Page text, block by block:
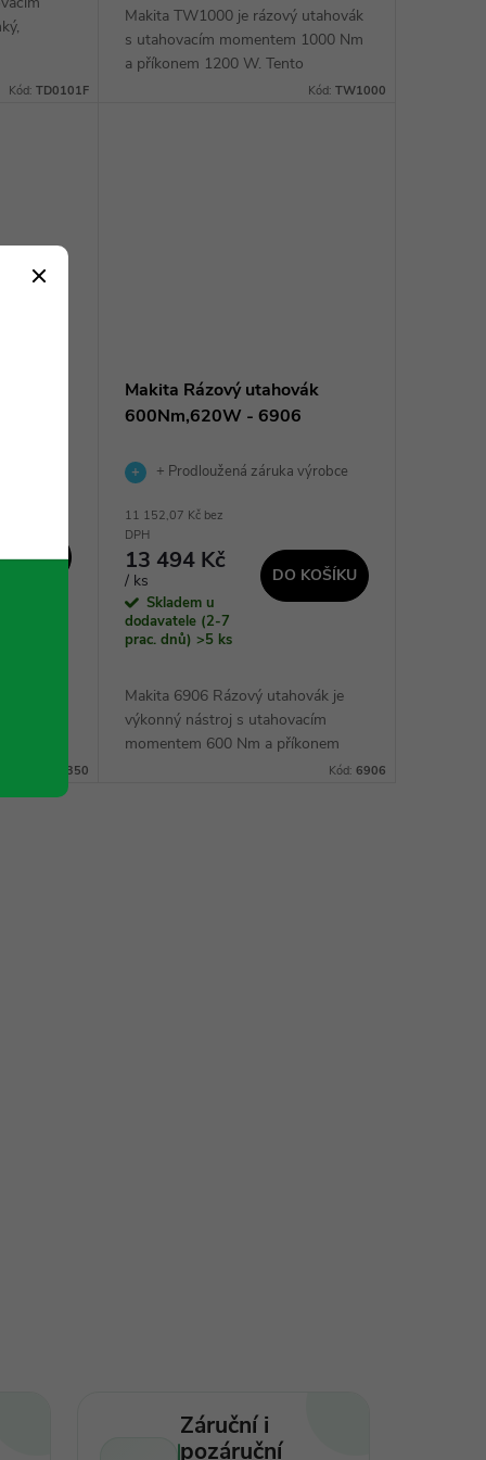
Kód: TD0101F
Makita TW1000 je rázový utahovák
s utahovacím momentem 1000 Nm
a příkonem 1200 W. Tento
Kód: TW1000
Nm a
TW0350
Makita Rázový utahovák
600Nm,620W - 6906
+ Prodloužená záruka výrobce
11 152,07 Kč bez
DPH
13 494 Kč
/ ks
Skladem u
dodavatele (2-7
prac. dnů) >5 ks
DO KOŠÍKU
Makita 6906 Rázový utahovák je
výkonný nástroj s utahovacím
momentem 600 Nm a příkonem
620 W. Díky čtyřhrannému upínání
Kód: 6906
Záruční i
pozáruční